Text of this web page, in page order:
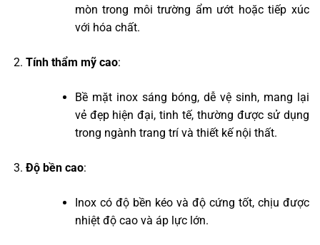
mòn trong môi trường ẩm ướt hoặc tiếp xúc
với hóa chất.
Tính thẩm mỹ cao:
Bề mặt inox sáng bóng, dễ vệ sinh, mang lại
vẻ đẹp hiện đại, tinh tế, thường được sử dụng
trong ngành trang trí và thiết kế nội thất.
Độ bền cao:
Inox có độ bền kéo và độ cứng tốt, chịu được
nhiệt độ cao và áp lực lớn.